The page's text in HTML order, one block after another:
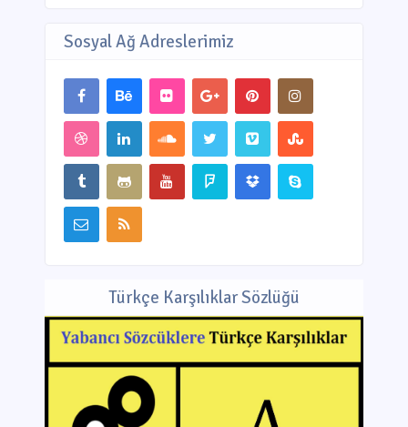
Sosyal Ağ Adreslerimiz
Türkçe Karşılıklar Sözlüğü